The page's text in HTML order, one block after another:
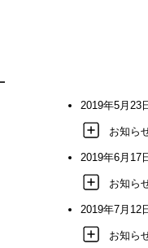
2019年5月23
お知ら
2019年6月17
お知ら
2019年7月12
お知ら